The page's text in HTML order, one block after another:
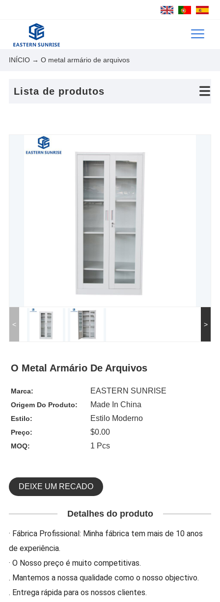
INÍCIO→ O metal armário de arquivos
Lista de produtos
>
<
O Metal Armário De Arquivos
Marca: EASTERN SUNRISE
Origem Do Produto: Made In China
Estilo: Estilo Moderno
Preço: $0.00
MOQ: 1 Pcs
DEIXE UM RECADO
Detalhes do produto
· Fábrica Profissional: Minha fábrica tem mais de 10 anos
de experiência.
· O Nosso preço é muito competitivas.
. Mantemos a nossa qualidade como o nosso objectivo.
. Entrega rápida para os nossos clientes.